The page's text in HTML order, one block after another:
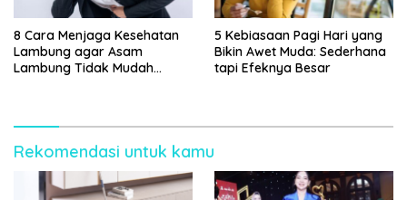
8 Cara Menjaga Kesehatan
Lambung agar Asam
Lambung Tidak Mudah
5 Kebiasaan Pagi Hari yang
Bikin Awet Muda: Sederhana
tapi Efeknya Besar
Rekomendasi untuk kamu